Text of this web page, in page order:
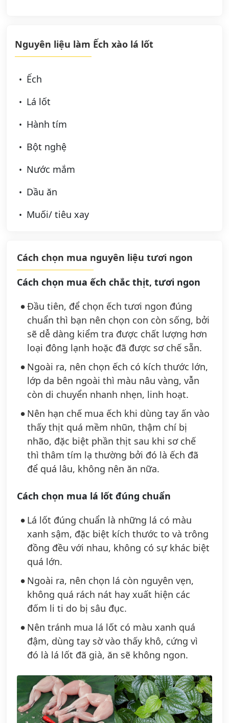
Nguyên liệu làm Ếch xào lá lốt
Ếch
Lá lốt
Hành tím
Bột nghệ
Nước mắm
Dầu ăn
Muối/ tiêu xay
Cách chọn mua nguyên liệu tươi ngon
Cách chọn mua ếch chắc thịt, tươi ngon
Đầu tiên, để chọn ếch tươi ngon đúng
chuẩn thì bạn nên chọn con còn sống, bởi
sẽ dễ dàng kiểm tra được chất lượng hơn
loại đông lạnh hoặc đã được sơ chế sẵn.
Ngoài ra, nên chọn ếch có kích thước lớn,
lớp da bên ngoài thì màu nâu vàng, vẫn
còn di chuyển nhanh nhẹn, linh hoạt.
Nên hạn chế mua ếch khi dùng tay ấn vào
thấy thịt quá mềm nhũn, thậm chí bị
nhão, đặc biệt phần thịt sau khi sơ chế
thì thâm tím lạ thường bởi đó là ếch đã
để quá lâu, không nên ăn nữa.
Cách chọn mua lá lốt đúng chuẩn
Lá lốt đúng chuẩn là những lá có màu
xanh sậm, đặc biệt kích thước to và trông
đồng đều với nhau, không có sự khác biệt
quá lớn.
Ngoài ra, nên chọn lá còn nguyên vẹn,
không quá rách nát hay xuất hiện các
đốm li ti do bị sâu đục.
Nên tránh mua lá lốt có màu xanh quá
đậm, dùng tay sờ vào thấy khô, cứng vì
đó là lá lốt đã già, ăn sẽ không ngon.